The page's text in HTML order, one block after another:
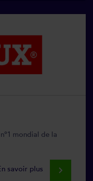
mondial de la
savoir plus keyboard_arrow_right